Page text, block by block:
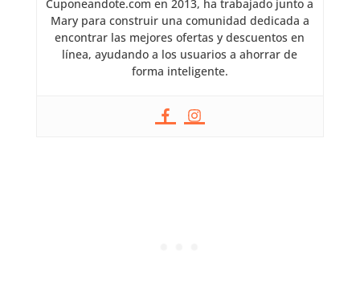
Cuponeandote.com en 2013, ha trabajado junto a
Mary para construir una comunidad dedicada a
encontrar las mejores ofertas y descuentos en
línea, ayudando a los usuarios a ahorrar de
forma inteligente.